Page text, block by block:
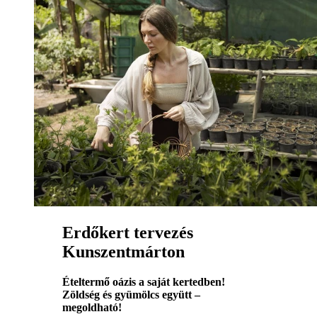
Erdőkert tervezés
Kunszentmárton
Ételtermő oázis a saját kertedben!
Zöldség és gyümölcs együtt –
megoldható!